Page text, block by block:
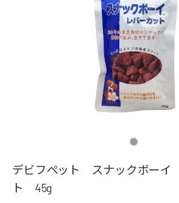
デビフペット スナックボーイ
ト 45g